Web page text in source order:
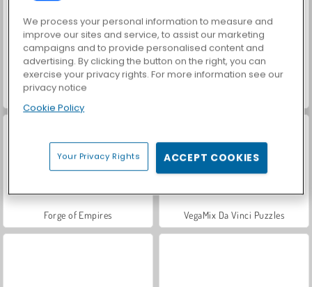
Casino World
Forge of Empires VegaMix Da Vinci Puzzles
We process your personal information to measure and
improve our sites and service, to assist our marketing
campaigns and to provide personalised content and
advertising. By clicking the button on the right, you can
exercise your privacy rights. For more information see our
privacy notice
Cookie Policy
Your Privacy Rights ACCEPT COOKIES